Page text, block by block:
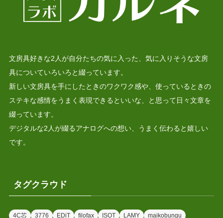
文房具好きな2人が自分たちの気に入った、気に入りそうな文房
具についていろいろと綴っています。
新しい文房具を手にしたときのワクワク感や、使っているときの
ステキな感情をうまく表現できるといいな、と思って日々文章を
綴っています。
デジタルな2人が綴るアナログへの想い、うまく伝わると嬉しい
です。
タグクラウド
4C芯 3776 EDiT filofax ISOT LAMY maikobungu